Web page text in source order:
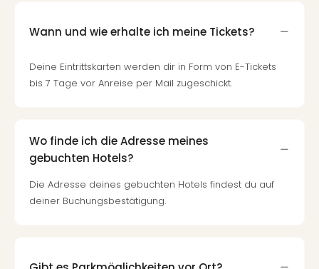
Wann und wie erhalte ich meine Tickets?
Deine Eintrittskarten werden dir in Form von E-Tickets
bis 7 Tage vor Anreise per Mail zugeschickt.
Wo finde ich die Adresse meines
gebuchten Hotels?
Die Adresse deines gebuchten Hotels findest du auf
deiner Buchungsbestätigung.